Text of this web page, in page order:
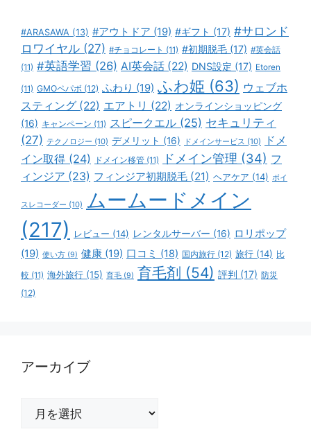
#ARASAWA (13) #アウトドア (19) #ギフト (17) #サロンド
ロワイヤル (27) #チョコレート (11) #初期脱毛 (17) #英会話
(11) #英語学習 (26) AI英会話 (22) DNS設定 (17) Etoren
(11) GMOペパボ (12) ふわり (19) ふわ姫 (63) ウェブホ
スティング (22) エアトリ (22) オンラインショッピング
(16) キャンペーン (11) スピークエル (25) セキュリティ
(27) テクノロジー (10) デメリット (16) ドメインサービス (10)
ドメ
イン取得 (24) ドメイン移管 (11) ドメイン管理 (34) フ
ィンジア (23) フィンジア初期脱毛 (21) ヘアケア (14) ボイ
スレコーダー (10) ムームードメイン
(217)
レビュー (14) レンタルサーバー (16) ロリポップ
(19) 使い方 (9) 健康 (19) 口コミ (18) 国内旅行 (12) 旅行 (14) 比
較 (11) 海外旅行 (15) 育毛 (9) 育毛剤 (54) 評判 (17) 防災
(12)
アーカイブ